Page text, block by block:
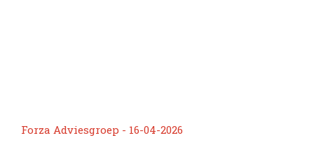
Forza Adviesgroep - 16-04-2026